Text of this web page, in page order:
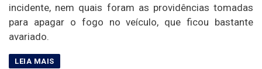
incidente, nem quais foram as providências tomadas
para apagar o fogo no veículo, que ficou bastante
avariado.